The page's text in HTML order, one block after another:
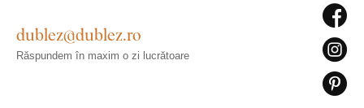
dublez@dublez.ro
Răspundem în maxim o zi lucrătoare